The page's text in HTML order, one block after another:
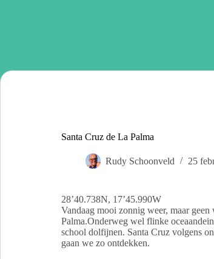
Santa Cruz de La Palma
Rudy Schoonveld 25
28’40.738N, 17’45.990W
Vandaag mooi zonnig weer, maar
Palma.Onderweg wel flinke
school dolfijnen. Santa Cruz volgens
gaan we zo ontdekken.